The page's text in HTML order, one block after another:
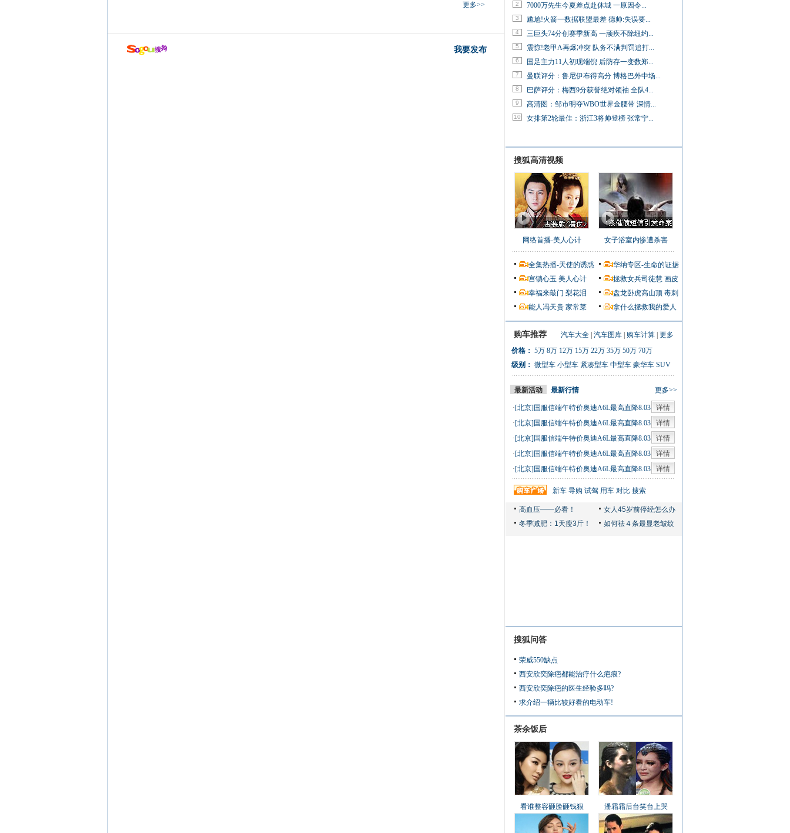
更多>>
我要发布
2 7000万先生今夏差点赴休城 一原因令...
3 尴尬!火箭一数据联盟最差 德帅:失误要...
4 三巨头74分创赛季新高 一顽疾不除纽约...
5 震惊!老甲A再爆冲突 队务不满判罚追打...
6 国足主力11人初现端倪 后防存一变数郑...
7 曼联评分：鲁尼伊布得高分 博格巴外中场...
8 巴萨评分：梅西9分获誉绝对领袖 全队4...
9 高清图：邹市明夺WBO世界金腰带 深情...
10 女排第2轮最佳：浙江3将帅登榜 张常宁...
搜狐高清视频
网络首播-美人心计 女子浴室内惨遭杀害
全集热播-天使的诱惑
华纳专区-生命的证据
宫锁心玉 美人心计 拯救女兵司徒慧 画皮
幸福来敲门 梨花泪 盘龙卧虎高山顶 毒刺
能人冯天贵 家常菜 拿什么拯救我的爱人
购车推荐 汽车大全 汽车图库 购车计算 更多
价格： 5万 8万 12万 15万 22万 35万 50万 70万
级别： 微型车 小型车 紧凑型车 中型车 豪华车 SUV
最新活动 最新行情 更多>>
详情
·[北京]国服信端午特价奥迪A6L最高直降8.03
万 0人
详情
·[北京]国服信端午特价奥迪A6L最高直降8.03
万 0人
详情
·[北京]国服信端午特价奥迪A6L最高直降8.03
万 0人
详情
·[北京]国服信端午特价奥迪A6L最高直降8.03
万 0人
详情
·[北京]国服信端午特价奥迪A6L最高直降8.03
万 0人
新车 导购 试驾 用车 对比 搜索
搜狐问答
荣威550缺点
西安欣奕除疤都能治疗什么疤痕?
西安欣奕除疤的医生经验多吗?
求介绍一辆比较好看的电动车!
茶余饭后
看谁整容砸脸砸钱狠 潘霜霜后台笑台上哭